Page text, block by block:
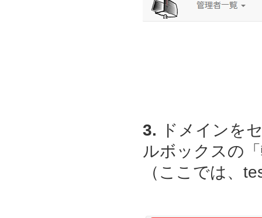
3. ドメインを
ルボックスの
（ここでは、